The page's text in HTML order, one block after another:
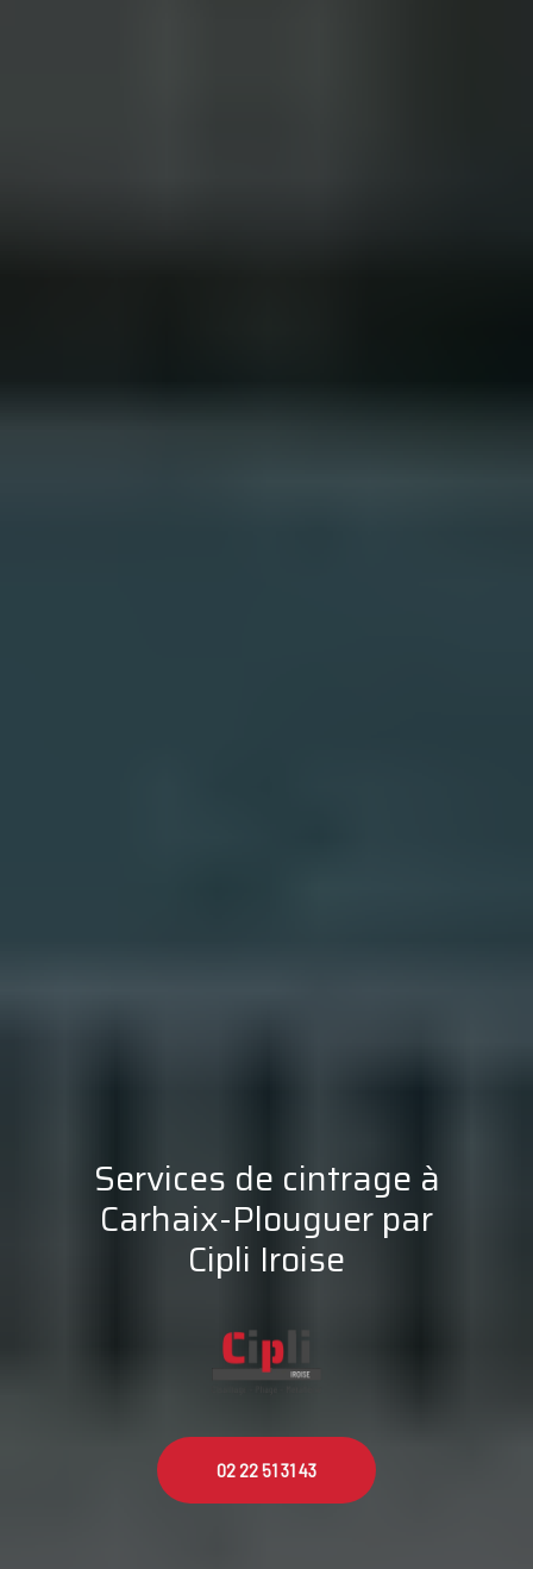
Services de cintrage à
Carhaix-Plouguer par
Cipli Iroise
02 22 51 31 43